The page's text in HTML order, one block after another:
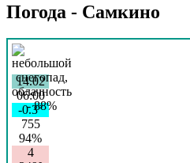
12:03:7301001:5
Самкино
12:03:7301001:6
12:03:7301001:7
12:03:7301001:12
12:03:7301001:1
Погода - Самкино
14.02
06:00
-0.3°
755
94%
4